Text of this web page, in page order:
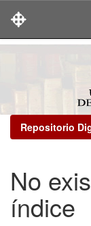
Repositorio
No
índice